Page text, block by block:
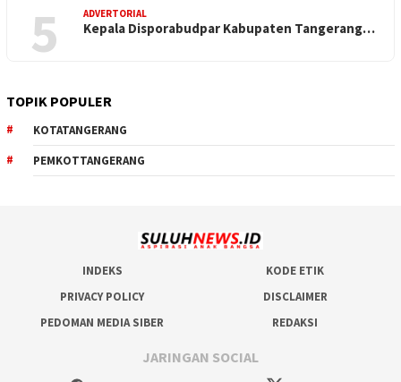
5 ADVERTORIAL
Kepala Disporabudpar Kabupaten Tangerang…
TOPIK POPULER
KOTATANGERANG
PEMKOTTANGERANG
INDEKS
KODE ETIK
PRIVACY POLICY
DISCLAIMER
PEDOMAN MEDIA SIBER
REDAKSI
JARINGAN SOCIAL